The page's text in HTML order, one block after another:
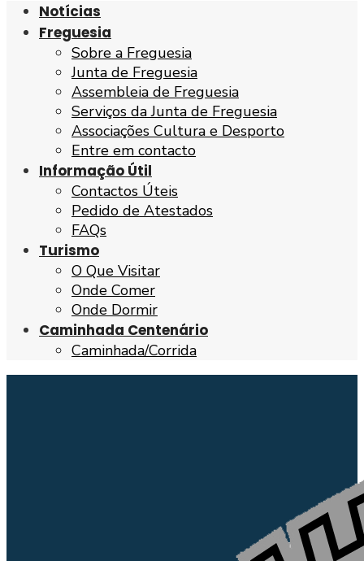
Notícias
Freguesia
Sobre a Freguesia
Junta de Freguesia
Assembleia de Freguesia
Serviços da Junta de Freguesia
Associações Cultura e Desporto
Entre em contacto
Informação Útil
Contactos Úteis
Pedido de Atestados
FAQs
Turismo
O Que Visitar
Onde Comer
Onde Dormir
Caminhada Centenário
Caminhada/Corrida